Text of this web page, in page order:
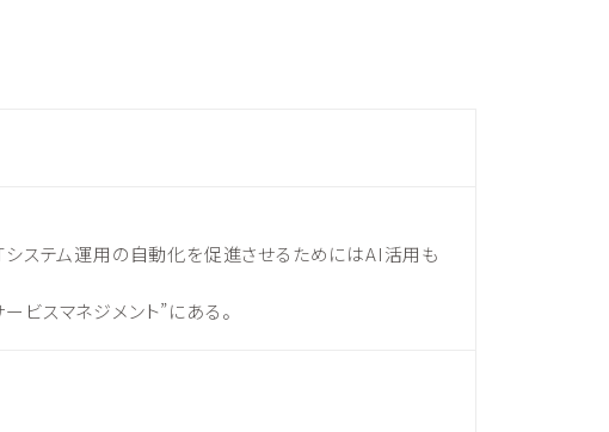
ステム運用の自動化を促進させるためにはAI活用も
スマネジメント”にある。